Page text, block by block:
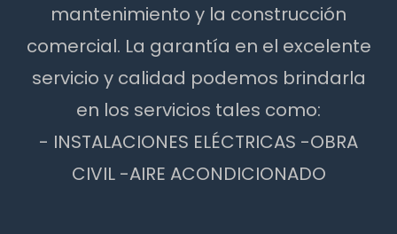
mantenimiento y la construcción
comercial. La garantía en el excelente
servicio y calidad podemos brindarla
en los servicios tales como:
- INSTALACIONES ELÉCTRICAS -OBRA
CIVIL -AIRE ACONDICIONADO